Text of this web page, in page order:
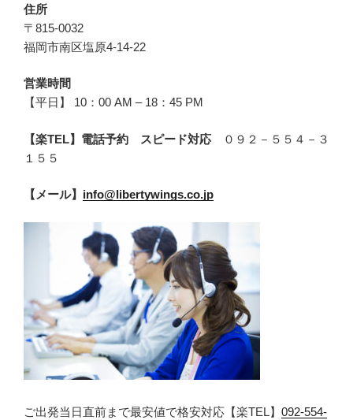
住所
〒815-0032
福岡市南区塩原4-14-22
営業時間
【平日】 10：00 AM – 18：45 PM
【楽TEL】電話予約 スピード対応
０９２－５５４－３
１５５
【メール】 info@libertywings.co.jp
ご出発当日直前まで最安値で格安対応【楽TEL】 092-554-